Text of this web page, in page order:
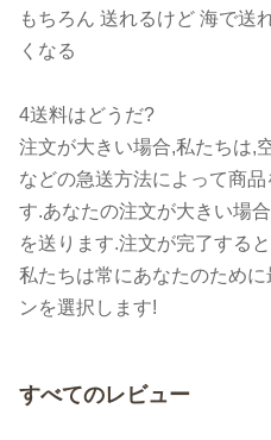
もちろん 送れるけど 海で送
くなる
4送料はどうだ?
注文が大きい場合,私たちは,
などの急送方法によって商
す.あなたの注文が大きい場
を送ります.注文が完了する
私たちは常にあなたのため
ンを選択します!
すべてのレビュー